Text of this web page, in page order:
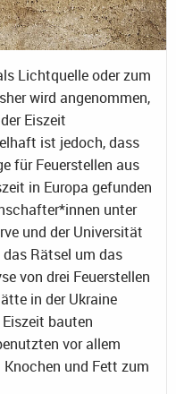
Lichtquelle oder zum
wird angenommen,
Eiszeit
ist jedoch, dass
für Feuerstellen aus
in Europa gefunden
unter
und der Universität
Rätsel um das
von drei Feuerstellen
in der Ukraine
bauten
vor allem
und Fett zum